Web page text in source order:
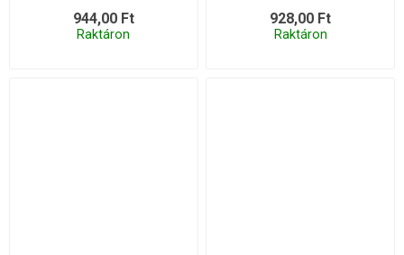
944,00 Ft
Raktáron
928,00 Ft
Raktáron